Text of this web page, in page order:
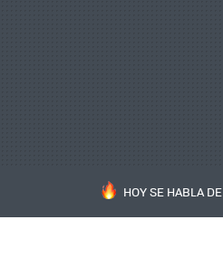
HOY SE HABLA DE